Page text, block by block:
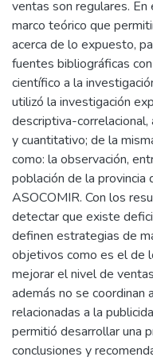
ventas son regulares.
marco teórico que
acerca de lo expuesto,
fuentes bibliográficas
científico a la
utilizó la investigación
descriptiva-
y cuantitativo; de la
como: la observación,
población de la provincia
ASOCOMIR. Con los
detectar que existe
definen estrategias de
objetivos como es el de
mejorar el nivel de
además no se coordinan
relacionadas a la
permitió desarrollar una
conclusiones y